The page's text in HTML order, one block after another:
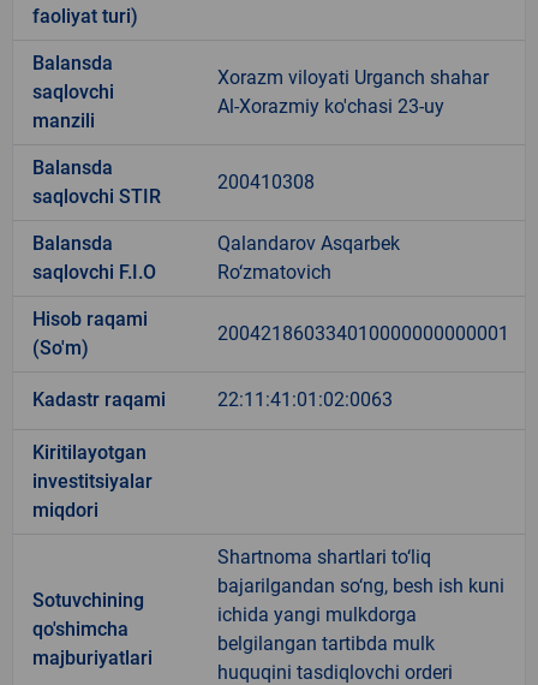
faoliyat turi)
Balansda
saqlovchi
manzili
Xorazm viloyati Urganch shahar
Al-Xorazmiy ko'chasi 23-uy
Balansda
saqlovchi STIR
200410308
Balansda
saqlovchi F.I.O
Qalandarov Asqarbek
Ro‘zmatovich
Hisob raqami
(So'm)
200421860334010000000000001
Kadastr raqami 22:11:41:01:02:0063
Kiritilayotgan
investitsiyalar
miqdori
Sotuvchining
qo'shimcha
majburiyatlari
Shartnoma shartlari to‘liq
bajarilgandan so‘ng, besh ish kuni
ichida yangi mulkdorga
belgilangan tartibda mulk
huquqini tasdiqlovchi orderi